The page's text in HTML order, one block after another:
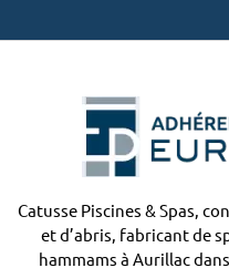
Catusse Piscines & Spas,
et d’abris, fabricant de
hammams à Aurillac